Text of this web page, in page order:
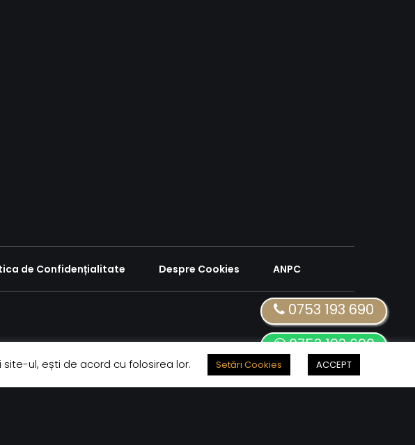
de Confidențialitate Despre Cookies ANPC
0753 193 690
0753 193 690
Contact:
ul, ești de acord cu folosirea lor. Setări Cookies ACCEPT